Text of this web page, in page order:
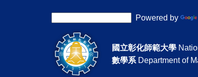
Powered by
國立彰化師範大學
數學系 Department of